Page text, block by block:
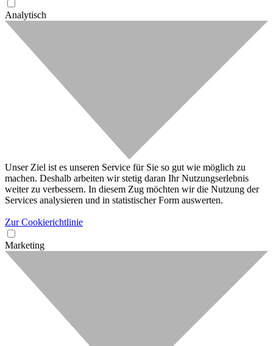
Analytisch
Unser Ziel ist es unseren Service für Sie so gut wie möglich zu
machen. Deshalb arbeiten wir stetig daran Ihr Nutzungserlebnis
weiter zu verbessern. In diesem Zug möchten wir die Nutzung der
Services analysieren und in statistischer Form auswerten.
Zur Cookierichtlinie
Marketing